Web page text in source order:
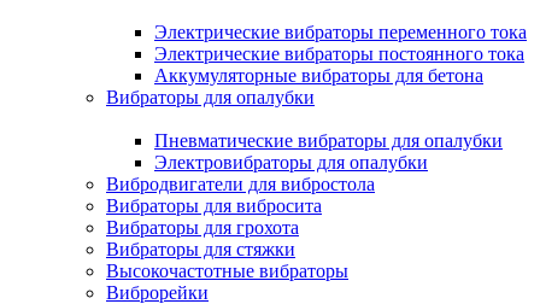
Электрические вибраторы переменного тока
Электрические вибраторы постоянного тока
Аккумуляторные вибраторы для бетона
Вибраторы для опалубки
Пневматические вибраторы для опалубки
Электровибраторы для опалубки
Вибродвигатели для вибростола
Вибраторы для вибросита
Вибраторы для грохота
Вибраторы для стяжки
Высокочастотные вибраторы
Виброрейки